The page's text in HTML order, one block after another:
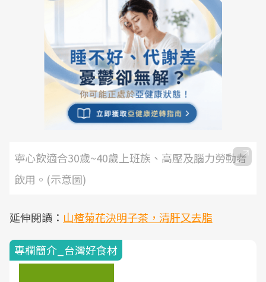
寧心飲適合30歲~40歲上班族、高壓及腦力勞動者
飲用。(示意圖)
延伸閱讀： 山楂菊花決明子茶，清肝又去脂
專欄簡介_台灣好食材